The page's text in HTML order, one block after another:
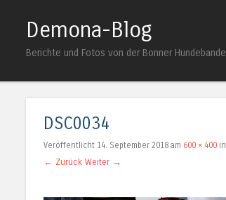
Demona-Blog
Berichte und Fotos von der Bonner Hundebande
DSC0034
Veröffentlicht 14. September 2018 am 600 × 400 in
← Zurück Weiter →